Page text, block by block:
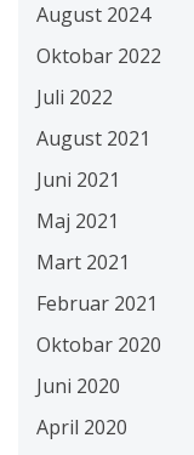
August 2024
Oktobar 2022
Juli 2022
August 2021
Juni 2021
Maj 2021
Mart 2021
Februar 2021
Oktobar 2020
Juni 2020
April 2020